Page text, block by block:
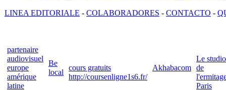
LINEA EDITORIALE - COLABORADORES - CONTACTO -
partenaire
audiovisuel
europe
amérique
latine
Be
local
cours gratuits
http://coursenligne1s6.fr/
Akhabacom
Le studio
de
Paris